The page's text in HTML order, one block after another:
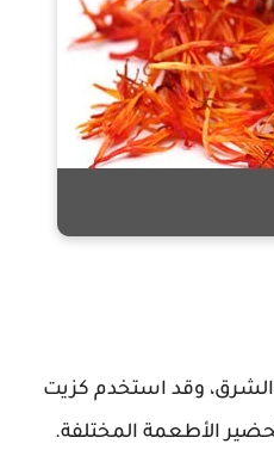
الشرق، وقد استخدم كزيت
الأطعمة المختلفة.